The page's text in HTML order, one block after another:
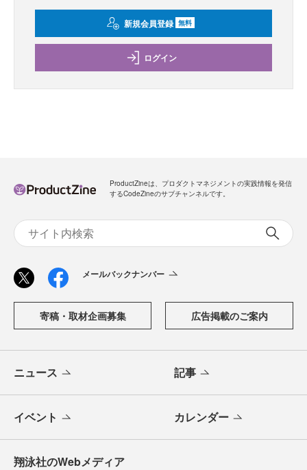
新規会員登録 無料
ログイン
ProductZineは、プロダクトマネジメントの実践情報を発信
するCodeZineのサブチャンネルです。
メールバックナンバー
寄稿・取材企画募集 広告掲載のご案内
ニュース 記事
イベント カレンダー
翔泳社のWebメディア